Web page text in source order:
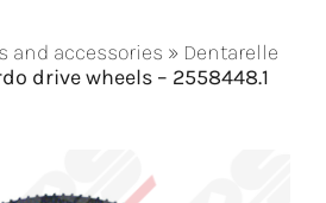
and accessories » Dentarelle
drive wheels – 2558448.1